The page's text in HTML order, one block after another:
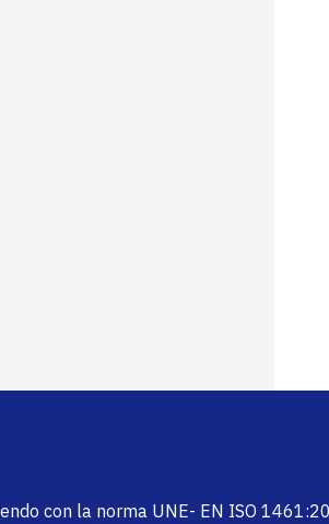
con la norma UNE- EN ISO